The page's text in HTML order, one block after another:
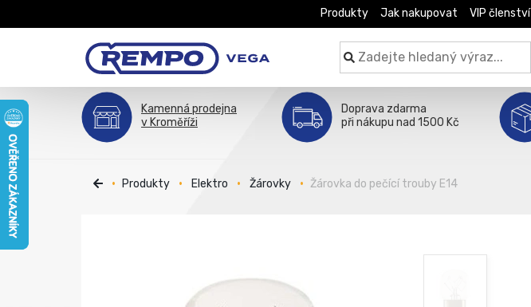
Produkty Jak nakupovat VIP členství
Kamenná prodejna
v Kroměříži
Doprava zdarma
při nákupu nad 1500 Kč
Produkty Elektro Žárovky Žárovka do pečící trouby E14